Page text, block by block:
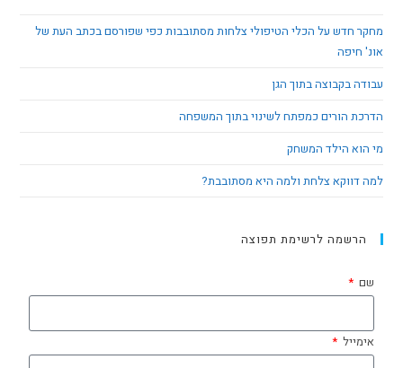
מחקר חדש על הכלי הטיפולי צלחות מסתובבות כפי שפורסם בכתב העת של
אונ' חיפה
עבודה בקבוצה בתוך הגן
הדרכת הורים כמפתח לשינוי בתוך המשפחה
מי הוא הילד המשחק
למה דווקא צלחת ולמה היא מסתובבת?
הרשמה לרשימת תפוצה
שם
אימייל